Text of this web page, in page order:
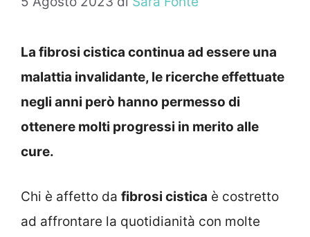
La fibrosi cistica continua ad essere una
malattia invalidante, le ricerche effettuate
negli anni però hanno permesso di
ottenere molti progressi in merito alle
cure.
Chi è affetto da fibrosi cistica è costretto
ad affrontare la quotidianità con molte